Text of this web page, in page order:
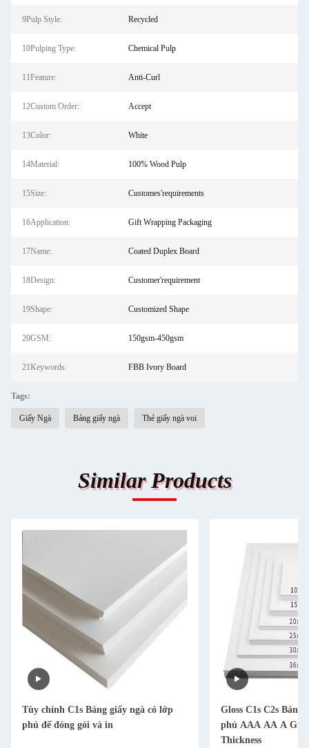
9Pulp Style: Recycled
10Pulping Type: Chemical Pulp
11Feature: Anti-Curl
12Custom Order: Accept
13Color: White
14Material: 100% Wood Pulp
15Size: Customes'requirements
16Application: Gift Wrapping Packaging
17Name: Coated Duplex Board
18Design: Customer'requirement
19Shape: Customized Shape
20GSM: 150gsm-450gsm
21Keywords: FBB Ivory Board
Tags:
Giấy Ngà Bảng giấy ngà Thẻ giấy ngà voi
Similar Products
Tùy chỉnh C1s Bảng giấy ngà có lớp
phủ để đóng gói và in
Gloss C1s C2s Bảng
phủ AAA AA A
Thickness